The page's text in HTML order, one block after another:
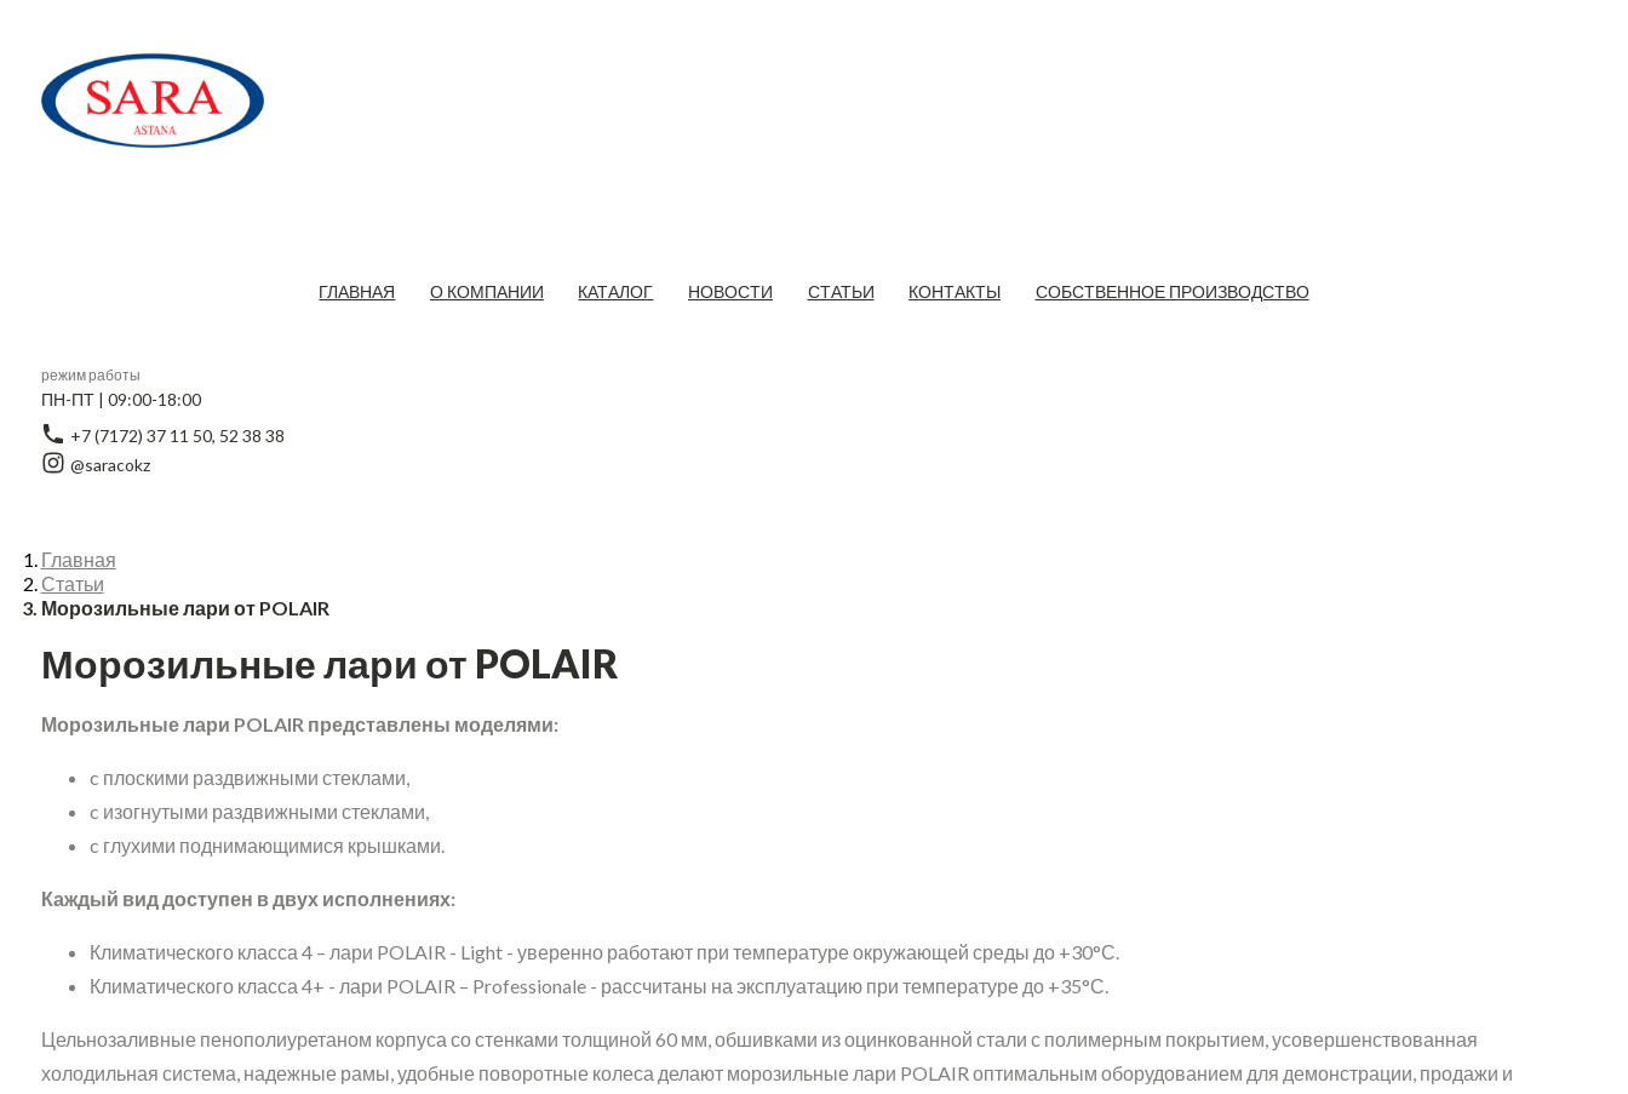
ГЛАВНАЯ О КОМПАНИИ КАТАЛОГ НОВОСТИ СТАТЬИ КОНТАКТЫ СОБСТВЕННОЕ ПРОИЗВОДСТВО
режим работы
ПН-ПТ | 09:00-18:00
+7 (7172) 37 11 50, 52 38 38
@saracokz
Главная
Статьи
Морозильные лари от POLAIR
Морозильные лари от POLAIR
Морозильные лари POLAIR представлены моделями:
c плоскими раздвижными стеклами,
c изогнутыми раздвижными стеклами,
c глухими поднимающимися крышками.
Каждый вид доступен в двух исполнениях:
Климатического класса 4 – лари POLAIR - Light - уверенно работают при температуре окружающей среды до +30°С.
Климатического класса 4+ - лари POLAIR – Professionale - рассчитаны на эксплуатацию при температуре до +35°С.
Цельнозаливные пенополиуретаном корпуса со стенками толщиной 60 мм, обшивками из оцинкованной стали с полимерным покрытием, усовершенствованная
холодильная система, надежные рамы, удобные поворотные колеса делают морозильные лари POLAIR оптимальным оборудованием для демонстрации, продажи и